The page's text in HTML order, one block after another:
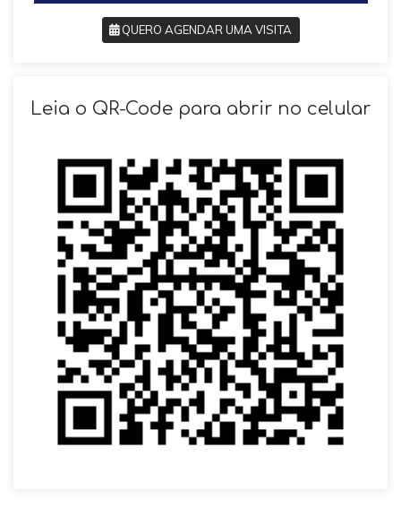
QUERO AGENDAR UMA VISITA
Leia o QR-Code para abrir no celular